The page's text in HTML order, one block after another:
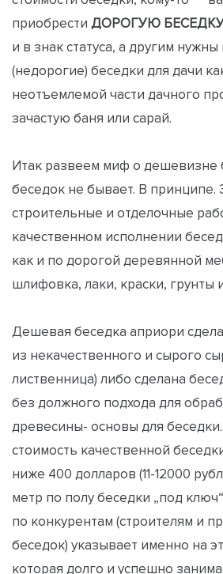
приобрести ДОРОГУЮ
и в знак статуса, а другим
(недорогие) беседки для дачи
неотъемлемой части дачного
зачастую баня или сарай.
Итак развеем миф о дешевизне
беседок не бывает. В принципе.
строительные и отделочные
качественном исполнении
как и по дорогой деревянной
шлифовка, лаки, краски, грунты
Дешевая беседка априори
из некачественного и сырого
лиственница) либо сделана
без должного подхода для
древесины- основы для
стоимость качественной
ниже 400 долларов (11-12000
метр по полу беседки „под
по конкурентам (строителям и
беседок) указывает именно на
которая долго и успешно